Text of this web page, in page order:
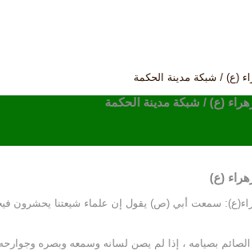
(ع) / شبكة مدينة الحكمة
(ع) / شبكة مدينة الحكمة
(ع)
سمعت أبي (ص) يقول إن علماء شيعتنا يحشرون
بصيامه ، إذا لم يصن لسانه وسمعه وبصره وجوارحه